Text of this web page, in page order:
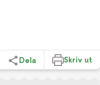
Dela Skriv ut